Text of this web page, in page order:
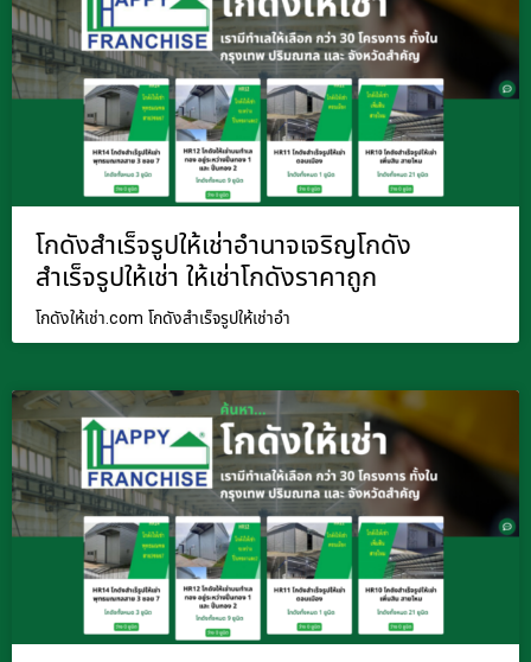
โกดังสำเร็จรูปให้เช่าอำนาจเจริญโกดัง
สำเร็จรูปให้เช่า ให้เช่าโกดังราคาถูก
โกดังให้เช่า.com โกดังสำเร็จรูปให้เช่าอำ